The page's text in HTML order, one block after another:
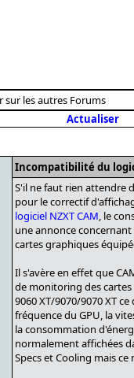
Actualiser
Incompatibilité du
S'il ne faut rien attendre
pour le correctif
logiciel NZXT CAM, le
une annonce
cartes graphiques
Il s'avère en effet que
de monitoring des cartes
9060 XT/9070/9070 XT
fréquence du GPU, la
la consommation
normalement affichées
Specs et Cooling mais